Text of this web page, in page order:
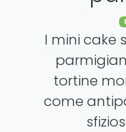
I mini cake
tortine
come